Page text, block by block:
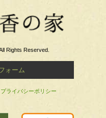
Rights Reserved.
ォーム
プライバシーポリシー